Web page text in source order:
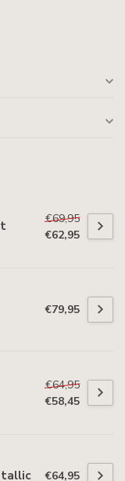
€69,95
€62,95
€79,95
€64,95
€58,45
€64,95